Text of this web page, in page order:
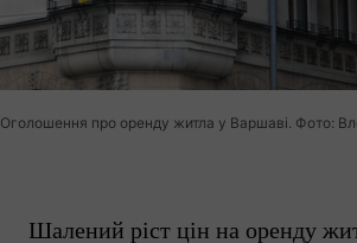
Оголошення про оренду житла у Варшаві. Фото:
Шалений ріст цін на оренду